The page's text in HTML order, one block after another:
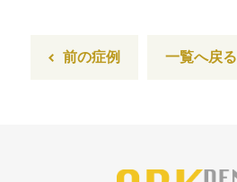
歯科用CT撮影
前の症例 一覧へ戻る